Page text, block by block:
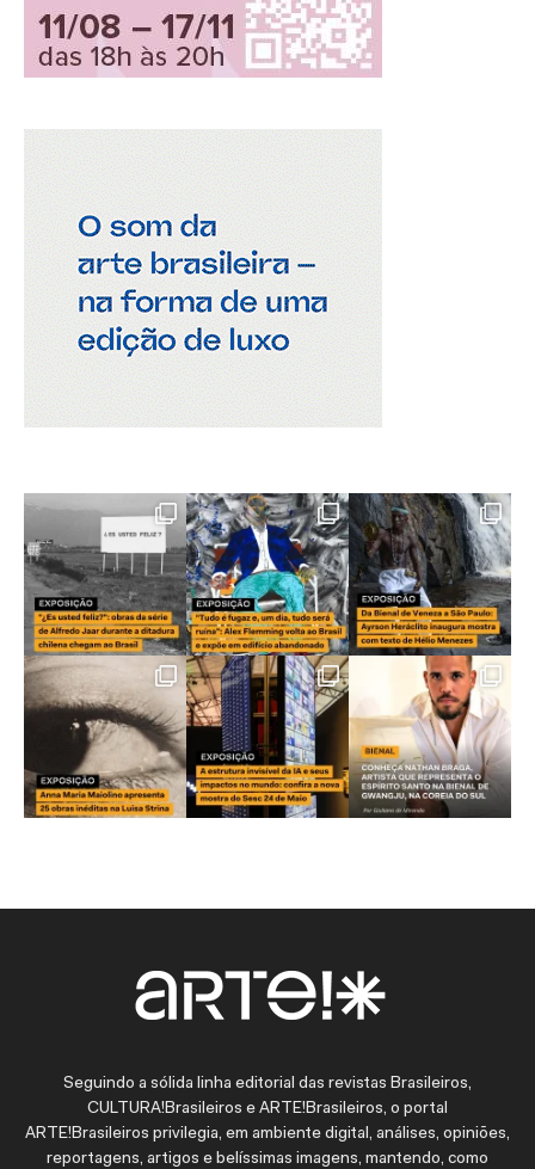
Seguindo a sólida linha editorial das revistas Brasileiros,
CULTURA!Brasileiros e ARTE!Brasileiros, o portal
ARTE!Brasileiros privilegia, em ambiente digital, análises, opiniões,
reportagens, artigos e belíssimas imagens, mantendo, como